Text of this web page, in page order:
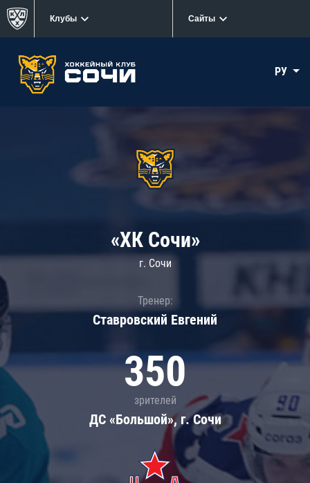
Клубы Сайты
РУ
«ХК Сочи»
г. Сочи
Тренер:
Ставровский Евгений
350
зрителей
ДС «Большой», г. Сочи